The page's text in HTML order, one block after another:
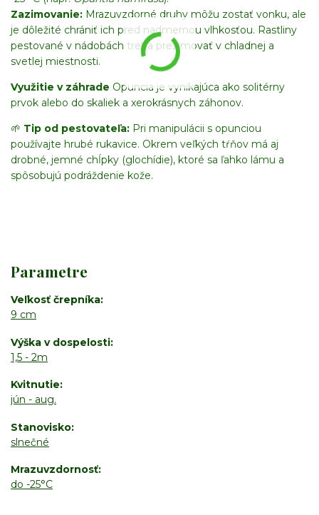
Zazimovanie: Mrazuvzdorné druhy môžu zostať vonku, ale
je dôležité chrániť ich pred nadmernou vlhkosťou. Rastliny
pestované v nádobách treba prezimovať v chladnej a
svetlej miestnosti.
Využitie v záhrade Opuncia je vynikajúca ako solitérny
prvok alebo do skaliek a xerokrásnych záhonov.
🌱 Tip od pestovateľa: Pri manipulácii s opunciou
používajte hrubé rukavice. Okrem veľkých tŕňov má aj
drobné, jemné chĺpky (glochídie), ktoré sa ľahko lámu a
spôsobujú podráždenie kože.
Parametre
Veľkosť črepníka
9 cm
Výška v dospelosti
1,5 - 2m
Kvitnutie
jún - aug.
Stanovisko
slnečné
Mrazuvzdornosť
do -25°C